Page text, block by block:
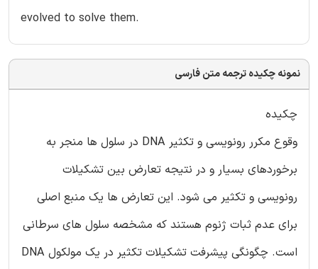
evolved to solve them.
نمونه چکیده ترجمه متن فارسی
چکیده
وقوع مکرر رونویسی و تکثیر DNA در سلول ها منجر به
برخوردهای بسیار و در نتیجه تعارض بین تشکیلات
رونویسی و تکثیر می شود. این تعارض ها یک منبع اصلی
برای عدم ثبات ژنوم هستند که مشخصه سلول های سرطانی
است. چگونگی پیشرفت تشکیلات تکثیر در یک مولکول DNA